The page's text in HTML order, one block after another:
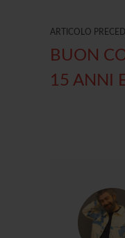
ARTICOLO
BUON
15 ANNI